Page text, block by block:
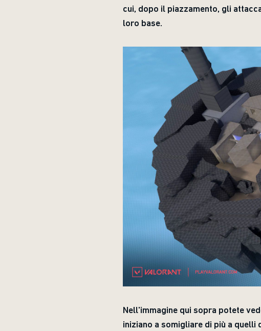
cui, dopo il piazzamento, gli
loro base.
Nell'immagine qui sopra potete
iniziano a somigliare di più a